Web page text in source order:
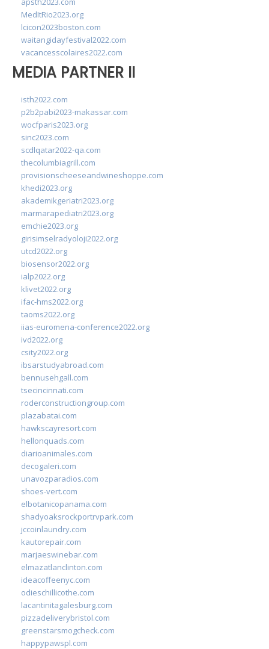
MedItRio2023.org
lcicon2023boston.com
waitangidayfestival2022.com
vacancesscolaires2022.com
MEDIA PARTNER II
isth2022.com
p2b2pabi2023-makassar.com
wocfparis2023.org
sinc2023.com
scdlqatar2022-qa.com
thecolumbiagrill.com
provisionscheeseandwineshoppe.com
khedi2023.org
akademikgeriatri2023.org
marmarapediatri2023.org
emchie2023.org
girisimselradyoloji2022.org
utcd2022.org
biosensor2022.org
ialp2022.org
klivet2022.org
ifac-hms2022.org
taoms2022.org
iias-euromena-conference2022.org
ivd2022.org
csity2022.org
ibsarstudyabroad.com
bennusehgall.com
tsecincinnati.com
roderconstructiongroup.com
plazabatai.com
hawkscayresort.com
hellonquads.com
diarioanimales.com
decogaleri.com
unavozparadios.com
shoes-vert.com
elbotanicopanama.com
shadyoaksrockportrvpark.com
jccoinlaundry.com
kautorepair.com
marjaeswinebar.com
elmazatlanclinton.com
ideacoffeenyc.com
odieschillicothe.com
lacantinitagalesburg.com
pizzadeliverybristol.com
greenstarsmogcheck.com
happypawspl.com